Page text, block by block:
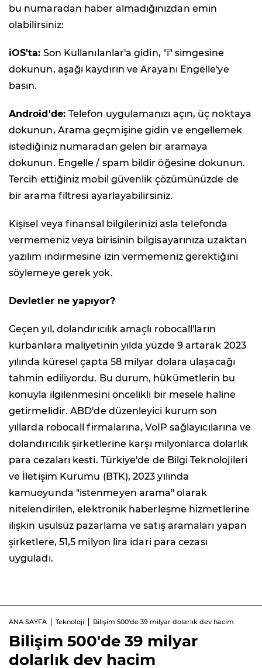
bu numaradan haber almadığınızdan emin
olabilirsiniz:
iOS'ta: Son Kullanılanlar'a gidin, "i" simgesine
dokunun, aşağı kaydırın veArayanı Engelle'ye
basın.
Android'de: Telefon uygulamanızı açın, üç noktaya
dokunun, Arama geçmişinegidin ve engellemek
istediğiniz numaradan gelen bir aramaya
dokunun. Engelle / spam bildir öğesinedokunun.
Tercih ettiğiniz mobil güvenlik çözümünüzde de
bir arama filtresi ayarlayabilirsiniz.
Kişisel veya finansal bilgilerinizi asla telefonda
vermemeniz veya birisinin bilgisayarınıza uzaktan
yazılım indirmesine izin vermemeniz gerektiğini
söylemeye gerek yok.
Devletler ne yapıyor?
Geçen yıl, dolandırıcılık amaçlı robocall'ların
kurbanlara maliyetinin yılda yüzde 9 artarak 2023
yılında küresel çapta 58 milyar dolara ulaşacağı
tahmin ediliyordu. Bu durum, hükümetlerin bu
konuyla ilgilenmesini öncelikli bir mesele haline
getirmelidir. ABD'de düzenleyici kurum son
yıllarda robocall firmalarına, VoIP sağlayıcılarına ve
dolandırıcılık şirketlerine karşı milyonlarca dolarlık
para cezaları kesti. Türkiye'de de Bilgi Teknolojileri
ve İletişim Kurumu (BTK), 2023 yılında
kamuoyunda "istenmeyen arama" olarak
nitelendirilen, elektronik haberleşme hizmetlerine
ilişkin usulsüz pazarlama ve satış aramaları yapan
şirketlere, 51,5 milyon lira idari para cezası
uyguladı.
ANA SAYFA Teknoloji Bilişim 500'de 39 milyar dolarlık dev hacim
Bilişim 500'de 39 milyar
dolarlık dev hacim